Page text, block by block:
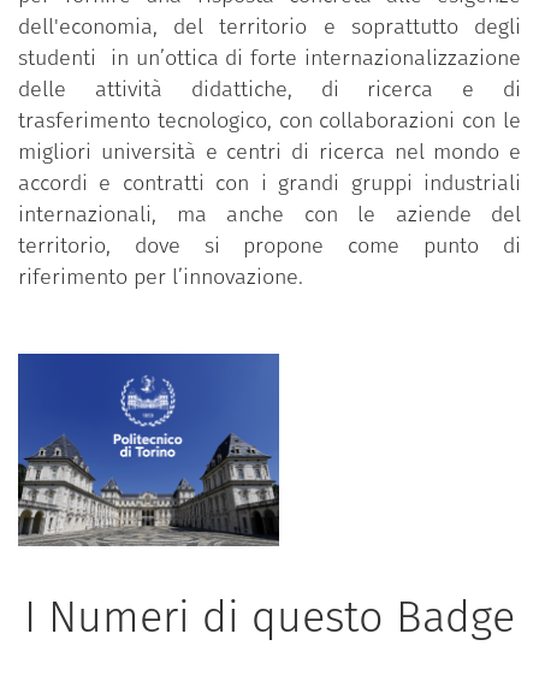
dell'economia, del territorio e soprattutto degli
studenti in un’ottica di forte internazionalizzazione
delle attività didattiche, di ricerca e di
trasferimento tecnologico, con collaborazioni con le
migliori università e centri di ricerca nel mondo e
accordi e contratti con i grandi gruppi industriali
internazionali, ma anche con le aziende del
territorio, dove si propone come punto di
riferimento per l’innovazione.
I Numeri di questo Badge